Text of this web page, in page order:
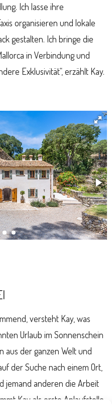
Ich lasse ihre
organisieren und lokale
gestalten. Ich bringe die
in Verbindung und
Exklusivität“, erzählt Kay.
versteht Kay, was
Urlaub im Sonnenschein
aus der ganzen Welt und
der Suche nach einem Ort,
jemand anderen die Arbeit
Kay als erste Anlaufstelle